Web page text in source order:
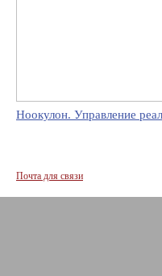
Ноокулон. Управление
Почта для связи